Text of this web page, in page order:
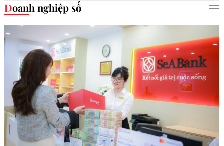
Doanh nghiệp số